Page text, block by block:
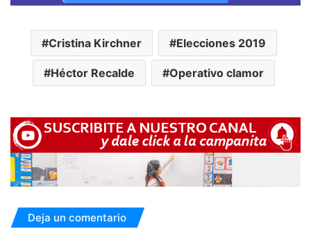
Cristina Kirchner Elecciones 2019
Héctor Recalde Operativo clamor
Deja un comentario